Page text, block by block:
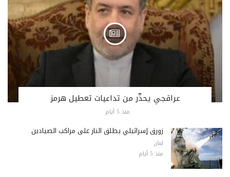
عراقجي يحذّر من تداعيات تعطيل هرمز
منذ 5 أيام
زورق إسرائيلي يطلق النار على مراكب الصيادين
لبنان
منذ 5 أيام